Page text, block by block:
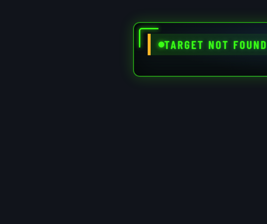
TARGET NOT FOUND